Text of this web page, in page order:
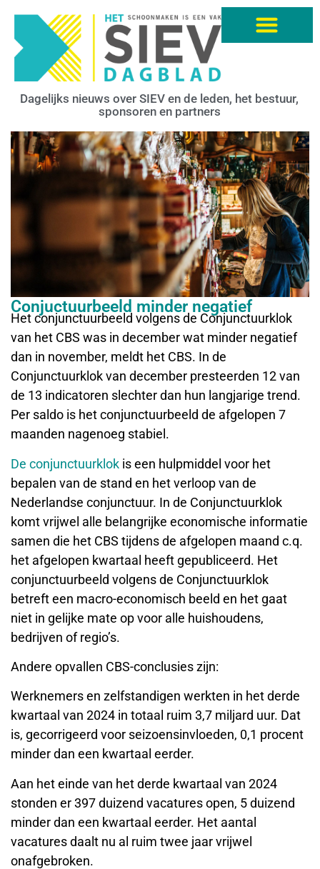
Dagelijks nieuws over SIEV en de leden, het bestuur,
sponsoren en partners
Conjuctuurbeeld minder negatief
Het conjunctuurbeeld volgens de Conjunctuurklok
van het CBS was in december wat minder negatief
dan in november, meldt het CBS. In de
Conjunctuurklok van december presteerden 12 van
de 13 indicatoren slechter dan hun langjarige trend.
Per saldo is het conjunctuurbeeld de afgelopen 7
maanden nagenoeg stabiel.
De conjunctuurklok is een hulpmiddel voor het
bepalen van de stand en het verloop van de
Nederlandse conjunctuur. In de Conjunctuurklok
komt vrijwel alle belangrijke economische informatie
samen die het CBS tijdens de afgelopen maand c.q.
het afgelopen kwartaal heeft gepubliceerd. Het
conjunctuurbeeld volgens de Conjunctuurklok
betreft een macro-economisch beeld en het gaat
niet in gelijke mate op voor alle huishoudens,
bedrijven of regio’s.
Andere opvallen CBS-conclusies zijn:
Werknemers en zelfstandigen werkten in het derde
kwartaal van 2024 in totaal ruim 3,7 miljard uur. Dat
is, gecorrigeerd voor seizoensinvloeden, 0,1 procent
minder dan een kwartaal eerder.
Aan het einde van het derde kwartaal van 2024
stonden er 397 duizend vacatures open, 5 duizend
minder dan een kwartaal eerder. Het aantal
vacatures daalt nu al ruim twee jaar vrijwel
onafgebroken.